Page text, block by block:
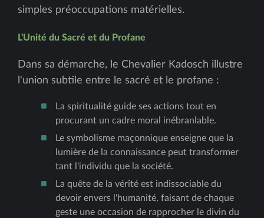
simples préoccupations matérielles.
L'Unité du Sacré et du Profane
Dans sa démarche, le Chevalier Kadosch illustre
l'union subtile entre le sacré et le profane :
La spiritualité guide ses actions tout en
procurant un cadre moral inébranlable.
Le symbolisme maçonnique enseigne que la
lumière de la connaissance peut transformer
tant l'individu que la société.
La quête de la vérité est indissociable du
devoir envers l'humanité, faisant de chaque
geste une occasion de rapprocher le divin du